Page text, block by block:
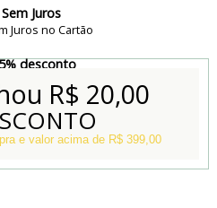
Juros
Juros no Cartão
desconto
Boleto e Pix
também
Loja Física
R$ 20,00
e valor acima de R$ 399,00